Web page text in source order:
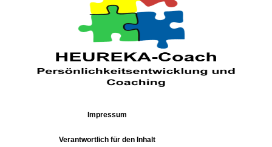
Impressum
Verantwortlich für den Inhalt